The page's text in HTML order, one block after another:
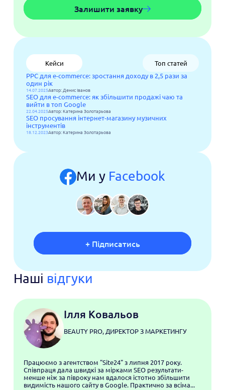
Залишити заявку
Кейси
Топ статей
PPC для e-commerce: зростання доходу в 2,5 рази за
один рік
14.07.2025Автор: Денис Іванов
SEO для e-commerce: як збільшити продажі чаю та
вийти в топ Google
22.04.2025Автор: Катерина Золотарьова
SEO просування інтернет-магазину музичних
інструментів
18.12.2023Автор: Катерина Золотарьова
Ми у Facebook
+ Пiдписатись
Наші відгуки
Ілля Ковальов
BEAUTY PRO, ДИРЕКТОР З МАРКЕТИНГУ
Працюємо з агентством "Site24" з липня 2017 року.
Співпраця дала швидкі за мірками SEO результати-
менше ніж за півроку нам вдалося істотно збільшити
видимість нашого сайту в Google. Практично за всіма...